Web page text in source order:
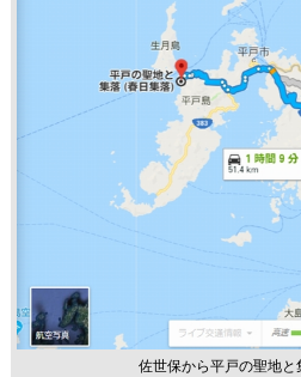
佐世保から平戸の聖地と